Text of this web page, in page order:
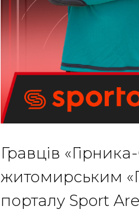
Гравців
житомирським
порталу Sport